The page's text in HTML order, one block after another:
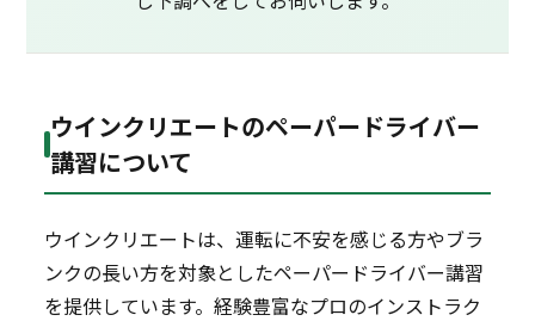
ウインクリエートのペーパードライバー
講習について
ウインクリエートは、運転に不安を感じる方やブラ
ンクの長い方を対象としたペーパードライバー講習
を提供しています。経験豊富なプロのインストラク